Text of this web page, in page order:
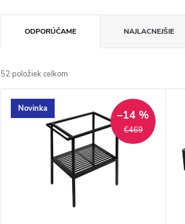
a
d
e
ODPORÚČAME NAJLACNEJŠIE
52 položiek celkom
VNovinka
€469
–14 %